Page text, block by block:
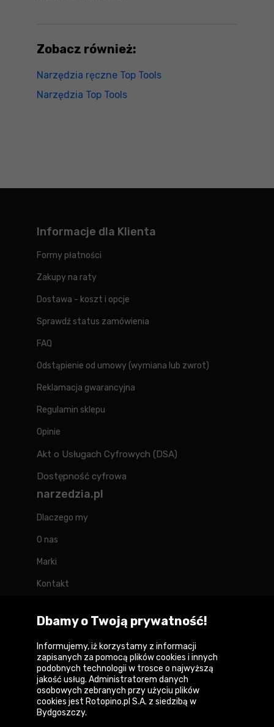
Zobacz również:
Narzędzia ręczne Top Tools
Narzędzia Top Tools
Informacje dla Klienta
Formy płatności
Zakupy na raty
Dostawa - koszt i opcje
Sprawdź status zamówienia
FAQ
Odstąpienie od umowy (wymiana lub zwrot)
Reklamacja gwarancyjna
Regulamin sklepu
Opinie
Akt o Usługach Cyfrowych (DSA)
Dostępność cyfrowa
narzedzia.pl
Dlaczego my
O nas
Marki
Kontakt
Forum
Copyright © 2026
Polityka prywatności i zasady korzystania z
serwisu
Dbamy o Twoją prywatność!
Informujemy, iż korzystamy z informacji
zapisanych za pomocą plików cookies i innych
podobnych technologii w trosce o najwyższą
jakość usług. Administratorem danych
osobowych zebranych przy użyciu plików
cookies jest Rotopino.pl S.A. z siedzibą w
Bydgoszczy.